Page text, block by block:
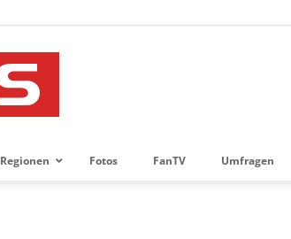
Regionen Fotos FanTV Umfragen